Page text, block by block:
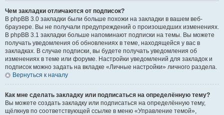
Чем закладки отличаются от подписок?
В phpBB 3.0 закладки были больше похожи на закладки в вашем веб-
браузере. Вы не получали предупреждений о произошедших изменениях.
В phpBB 3.1 закладки больше напоминают подписки на темы. Вы можете
получать уведомления об обновлениях в теме, находящейся у вас в
закладках. В случае подписки, вы будете получать уведомления об
изменениях в теме или форуме. Настройки уведомлений для закладок и
подписок можно задать на вкладке «Личные настройки» личного раздела.
Вернуться к началу
Как мне сделать закладку или подписаться на определённую тему?
Вы можете создать закладку или подписаться на определённую тему,
щёлкнув по соответствующей ссылке в меню «Управление темой»,